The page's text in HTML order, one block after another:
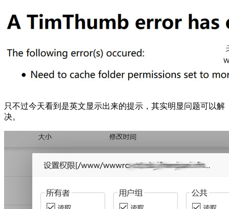
只不过今天看到是英文显示出来的提示，其实明显问题可以解
决。